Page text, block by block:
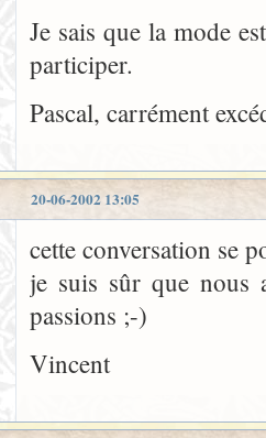
Je sais que la mode
participer.
Pascal, carrément
20-06-2002 13:05
cette conversation se
je suis sûr que nous
passions ;-)
Vincent